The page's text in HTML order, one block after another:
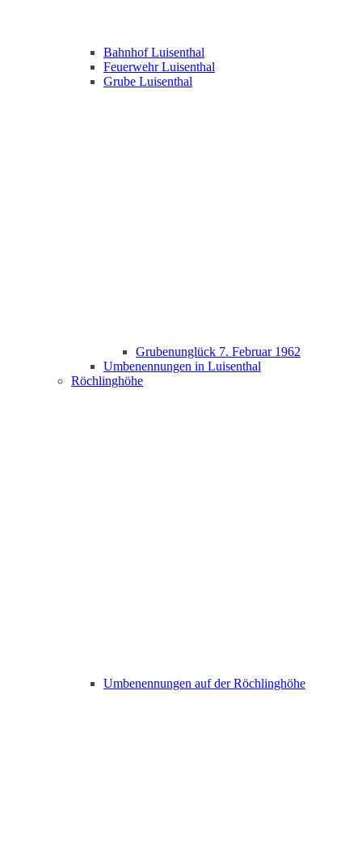
Bahnhof Luisenthal
Feuerwehr Luisenthal
Grube Luisenthal
Grubenunglück 7. Februar 1962
Umbenennungen in Luisenthal
Röchlinghöhe
Umbenennungen auf der Röchlinghöhe